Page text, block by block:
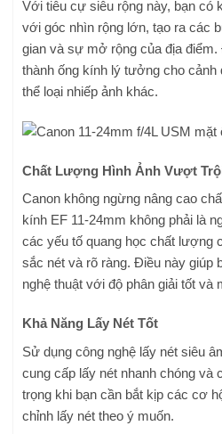
Với tiêu cự siêu rộng này, bạn có
với góc nhìn rộng lớn, tạo ra các
gian và sự mở rộng của địa
thành ống kính lý tưởng cho cảnh
thể loại nhiếp ảnh khác.
Chất Lượng Hình Ảnh Vượt
Canon không ngừng nâng cao
kính EF 11-24mm không phải là
các yếu tố quang học chất lượng
sắc nét và rõ ràng. Điều này giúp
nghệ thuật với độ phân giải tốt và
Khả Năng Lấy Nét Tốt
Sử dụng công nghệ lấy nét siêu
cung cấp lấy nét nhanh chóng và
trọng khi bạn cần bắt kịp các cơ
chỉnh lấy nét theo ý muốn.